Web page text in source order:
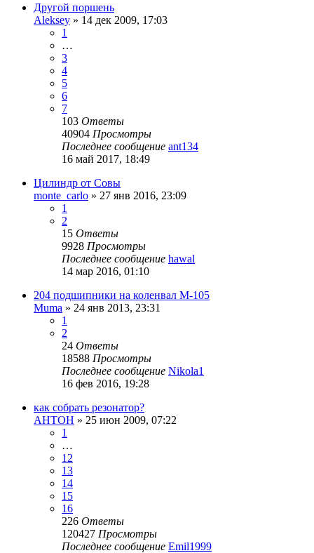
Другой поршень
Aleksey » 14 дек 2009, 17:03
1
…
3
4
5
6
7
103 Ответы
40904 Просмотры
Последнее сообщение ant134
16 май 2017, 18:49
Цилиндр от Совы
monte_carlo » 27 янв 2016, 23:09
1
2
15 Ответы
9928 Просмотры
Последнее сообщение hawal
14 мар 2016, 01:10
204 подшипники на коленвал М-105
Muma » 24 янв 2013, 23:31
1
2
24 Ответы
18588 Просмотры
Последнее сообщение Nikola1
16 фев 2016, 19:28
как собрать резонатор?
АHTОH » 25 июн 2009, 07:22
1
…
12
13
14
15
16
226 Ответы
120427 Просмотры
Последнее сообщение Emil1999